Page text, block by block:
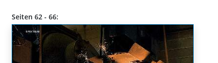
Seiten 62 - 66: